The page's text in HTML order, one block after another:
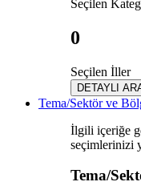
Seçilen
0
Seçilen İller
DETAYLI
Tema/Sektör ve
İlgili içeriğe
seçimlerinizi
Tema/